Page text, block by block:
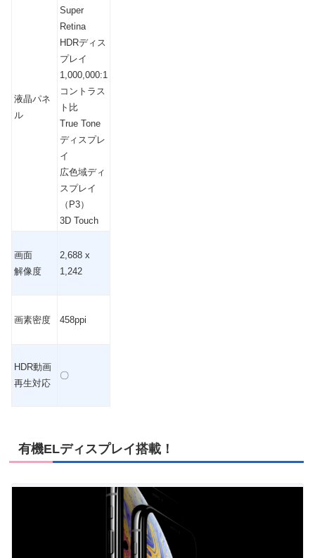
液晶パネ
ル
Super
Retina
HDRディス
プレイ
1,000,000:1
コントラス
ト比
True Tone
ディスプレ
イ
広色域ディ
スプレイ
（ P3）
3D Touch
画面
解像度
2,688 x
1,242
画素密度 458ppi
HDR動画
再生対応
〇
有機ELディスプレイ搭載！